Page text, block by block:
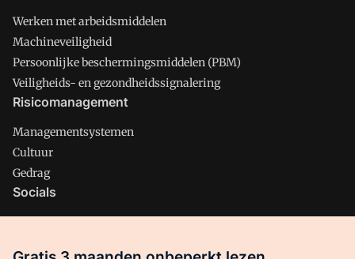
Werken met arbeidsmiddelen
Machineveiligheid
Persoonlijke beschermingsmiddelen (PBM)
Veiligheids- en gezondheidssignalering
Risicomanagement
Managementsystemen
Cultuur
Gedrag
Socials